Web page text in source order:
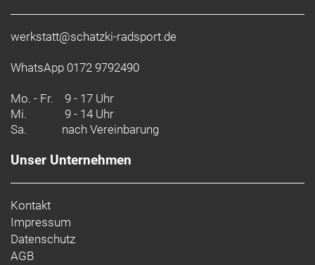
werkstatt@schatzki-radsport.de
WhatsApp 0172 9792490
Mo. - Fr. 9 - 17 Uhr
Mi.
9 - 14 Uhr
Sa.
nach Vereinbarung
Unser Unternehmen
Kontakt
Impressum
Datenschutz
AGB